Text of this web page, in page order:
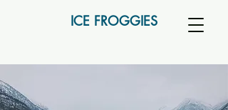
ICE FROGGIES